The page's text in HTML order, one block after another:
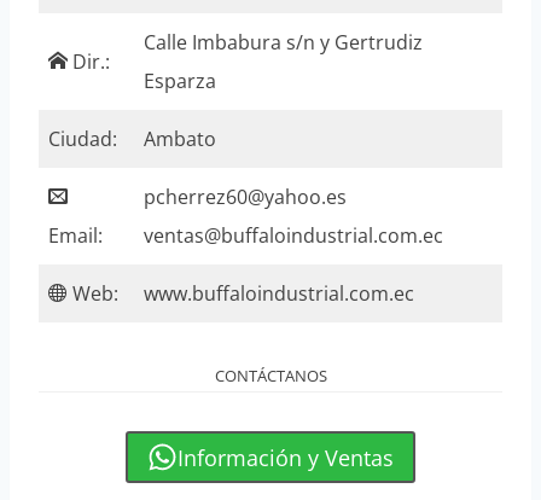
Dir.:
Calle Imbabura s/n y Gertrudiz
Esparza
Ciudad: Ambato
Email:
pcherrez60@yahoo.es
ventas@buffaloindustrial.com.ec
Web: www.buffaloindustrial.com.ec
CONTÁCTANOS
Información y Ventas